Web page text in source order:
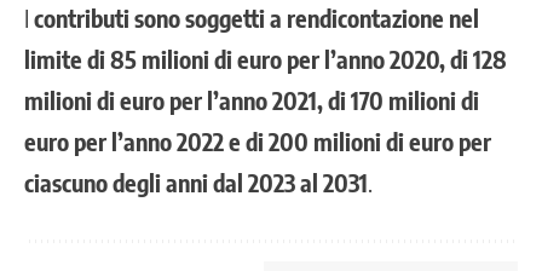
I contributi sono soggetti a rendicontazione nel
limite di 85 milioni di euro per l’anno 2020, di 128
milioni di euro per l’anno 2021, di 170 milioni di
euro per l’anno 2022 e di 200 milioni di euro per
ciascuno degli anni dal 2023 al 2031